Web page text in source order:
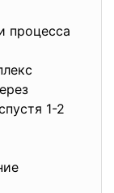
процесса
1-2